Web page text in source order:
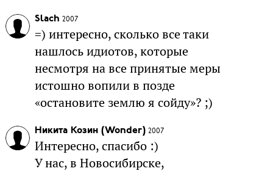
Slach 2007
=) интересно, сколько все таки
нашлось идиотов, которые
несмотря на все принятые меры
истошно вопили в позде
«остановите землю я сойду»? ;)
Никита Козин (Wonder) 2007
Интересно, спасибо :)
У нас, в Новосибирске,